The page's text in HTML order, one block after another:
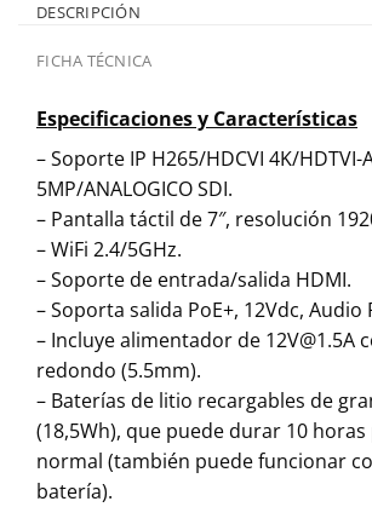
DESCRIPCIÓN
FICHA TÉCNICA
Especificaciones y Características
– Soporte IP H265/HDCVI 4K/HDTVI-
5MP/ANALOGICO SDI.
– Pantalla táctil de 7″, resolución
– WiFi 2.4/5GHz.
– Soporte de entrada/salida HDMI.
– Soporta salida PoE+, 12Vdc, Audio
– Incluye alimentador de 12V@1.5A
redondo (5.5mm).
– Baterías de litio recargables de
(18,5Wh), que puede durar 10
normal (también puede funcionar
batería).